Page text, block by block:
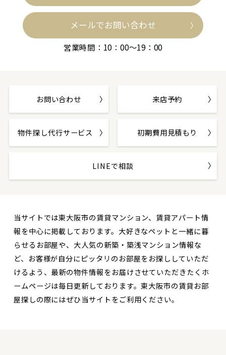
メールでお問い合わせ
営業時間：10：00～19：00
お問い合わせ 来店予約
物件探し代行サービス 初期費用見積もり
LINEで相談
当サイトでは東大阪市の賃貸マンション、賃貸アパート情
報を中心に掲載しております。大好きなペットと一緒に暮
らせるお部屋や、大人気の新築・築浅マンション情報な
ど、お客様が自分にピッタリのお部屋をお探ししていただ
けるよう、最新の物件情報をお届けさせていただきたくホ
ームページは毎日更新しております。東大阪市の賃貸お部
屋探しの際にはぜひ当サイトをご利用ください。